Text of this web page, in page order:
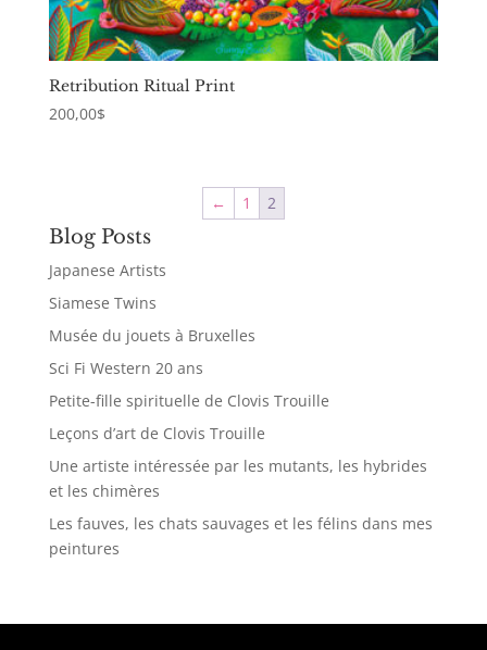
Retribution Ritual Print
200,00$
← 1 2
Blog Posts
Japanese Artists
Siamese Twins
Musée du jouets à Bruxelles
Sci Fi Western 20 ans
Petite-fille spirituelle de Clovis Trouille
Leçons d’art de Clovis Trouille
Une artiste intéressée par les mutants, les hybrides
et les chimères
Les fauves, les chats sauvages et les félins dans mes
peintures